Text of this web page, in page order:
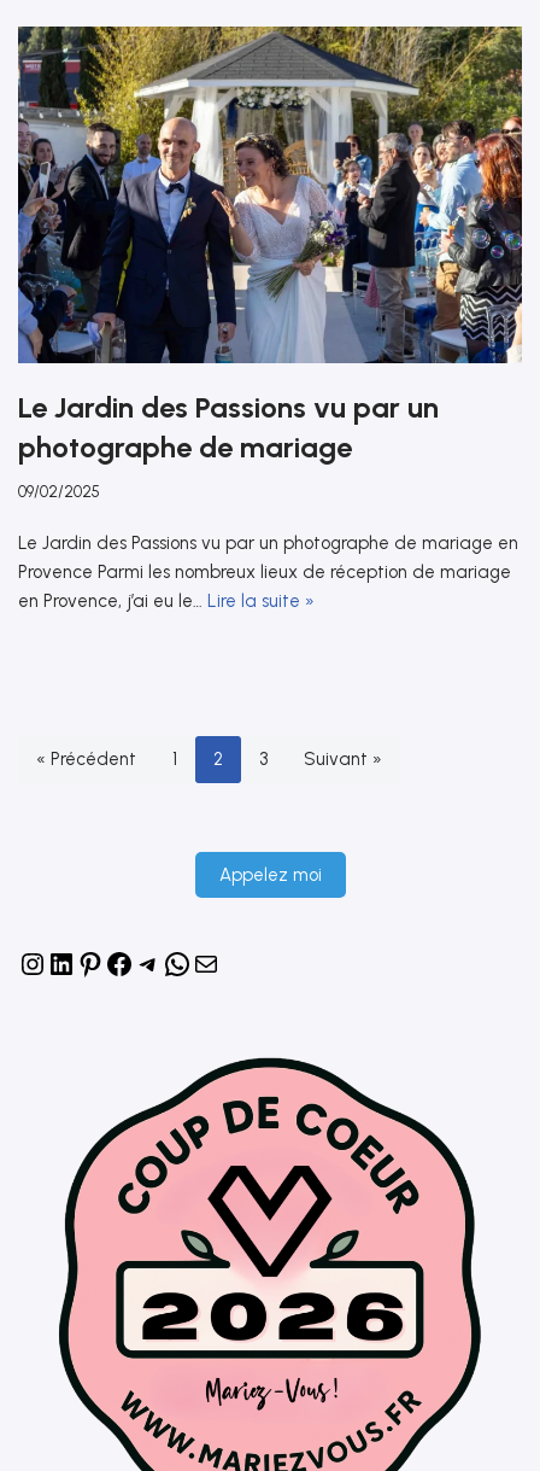
Le Jardin des Passions vu par un
photographe de mariage
09/02/2025
Le Jardin des Passions vu par un photographe de mariage en
Provence Parmi les nombreux lieux de réception de mariage
en Provence, j’ai eu le… Lire la suite »
« Précédent 1 2 3 Suivant »
Appelez moi